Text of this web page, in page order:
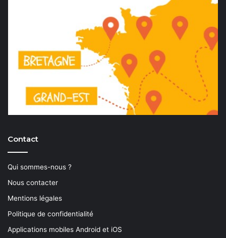
Contact
Qui sommes-nous ?
Nous contacter
Mentions légales
Politique de confidentialité
Applications mobiles Android et iOS